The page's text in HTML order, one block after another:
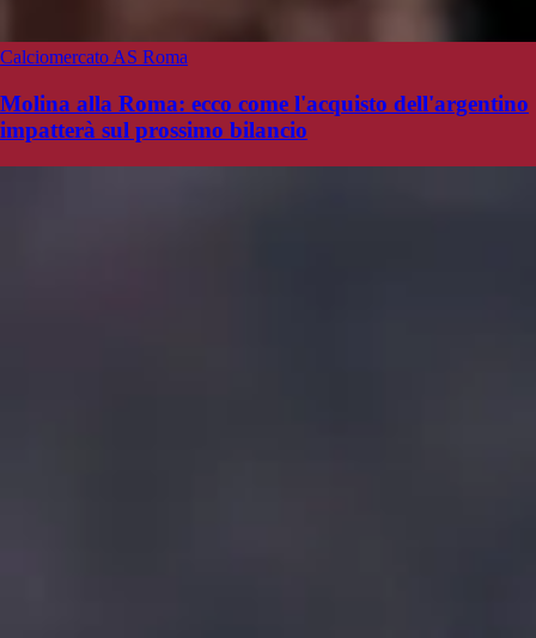
Calciomercato AS Roma
Molina alla Roma: ecco come l'acquisto dell'argentino
impatterà sul prossimo bilancio